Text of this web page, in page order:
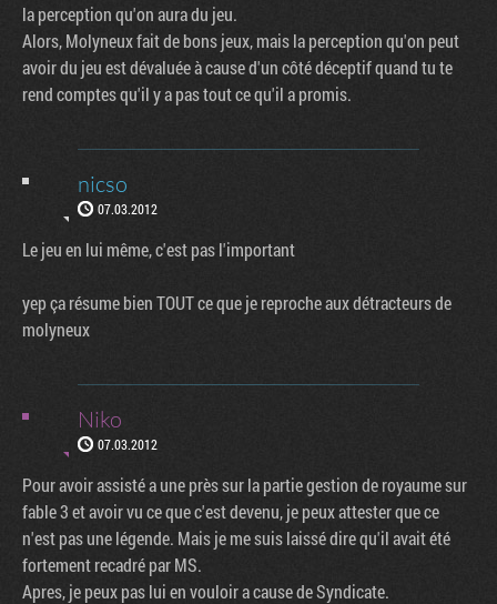
la perception qu'on aura du jeu.
Alors, Molyneux fait de bons jeux, mais la perception qu'on peut
avoir du jeu est dévaluée à cause d'un côté déceptif quand tu te
rend comptes qu'il y a pas tout ce qu'il a promis.
nicso
07.03.2012
Le jeu en lui même, c'est pas l'important
yep ça résume bien TOUT ce que je reproche aux détracteurs de
molyneux
Niko
07.03.2012
Pour avoir assisté a une près sur la partie gestion de royaume sur
fable 3 et avoir vu ce que c'est devenu, je peux attester que ce
n'est pas une légende. Mais je me suis laissé dire qu'il avait été
fortement recadré par MS.
Apres, je peux pas lui en vouloir a cause de Syndicate.